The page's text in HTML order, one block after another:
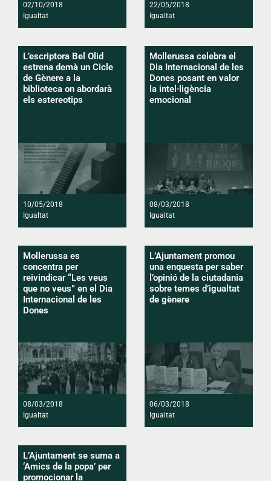
02/10/2018
Igualtat
22/05/2018
Igualtat
L’escriptora Bel Olid
estrena demà un Cicle
de Gènere a la
biblioteca on abordarà
els estereotips
10/05/2018
Igualtat
Mollerussa celebra el
Dia Internacional de les
Dones posant en valor
la intel·ligència
emocional
08/03/2018
Igualtat
Mollerussa es
concentra per
reivindicar “Les veus
que no veus” en el Dia
Internacional de les
Dones
08/03/2018
Igualtat
L’Ajuntament promou
una enquesta per saber
l’opinió de la ciutadania
sobre temes d’igualtat
de gènere
06/03/2018
Igualtat
L’Ajuntament se suma a
‘Amics de la popa’ per
promocionar la